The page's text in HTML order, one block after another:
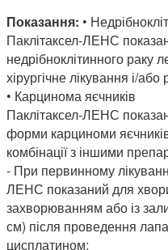
Показання: •
Паклітаксел-ЛЕНС
недрібноклітинного раку
хірургічне лікування і/або
• Карцинома яєчників
Паклітаксел-ЛЕНС
форми карциноми
комбінації з іншими
- При первинному
ЛЕНС показаний для
захворюванням або із
см) після проведення
цисплатином;